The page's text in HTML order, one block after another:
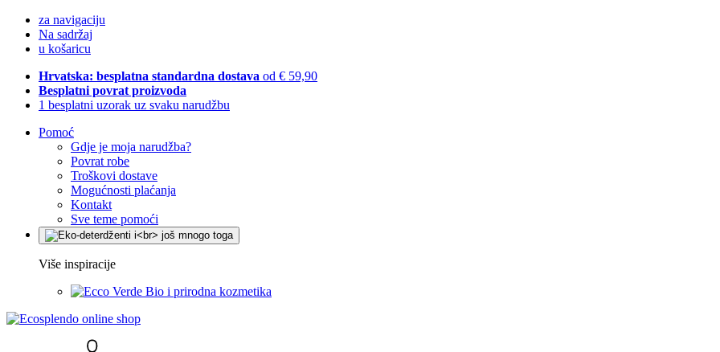
za navigaciju
Na sadržaj
u košaricu
Hrvatska: besplatna standardna dostava od € 59,90
Besplatni povrat proizvoda
1 besplatni uzorak uz svaku narudžbu
Pomoć
Gdje je moja narudžba?
Povrat robe
Troškovi dostave
Mogućnosti plaćanja
Kontakt
Sve teme pomoći
Više inspiracije
Bio i prirodna kozmetika